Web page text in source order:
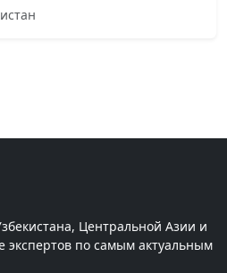
Центральной Азии и
экспертов по самым актуальным